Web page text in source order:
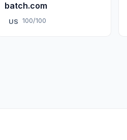
batch.com
US 100/100